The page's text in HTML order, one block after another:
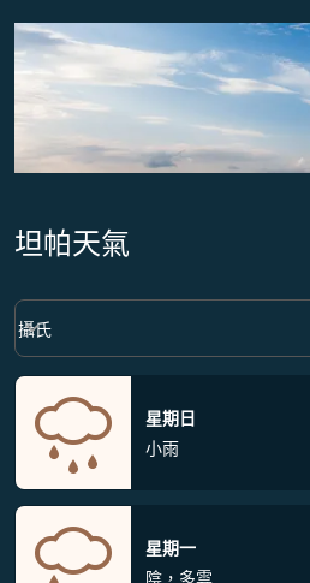
坦帕天氣
Weather unit option 攝氏 Selected
攝氏
keyboard_arrow_down
星期日
小雨
星期一
陰，多雲